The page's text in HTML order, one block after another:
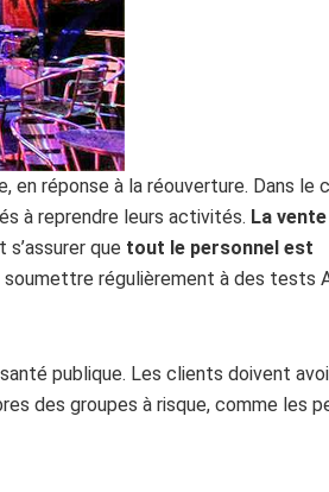
en réponse à la réouverture. Dans le
à reprendre leurs activités. La
que tout le personnel est
soumettre régulièrement à des tests
publique. Les clients doivent
des groupes à risque, comme les